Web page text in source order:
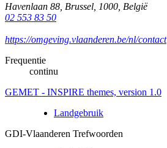
Havenlaan 88 Brussel 1000 België
02 553 83 50
https://omgeving.vlaanderen.be/nl/contact
Frequentie
continu
GEMET - INSPIRE themes, version 1.0
Landgebruik
GDI-Vlaanderen Trefwoorden